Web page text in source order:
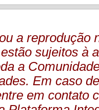
a reprodução
sujeitos à
a
Em caso
em contato